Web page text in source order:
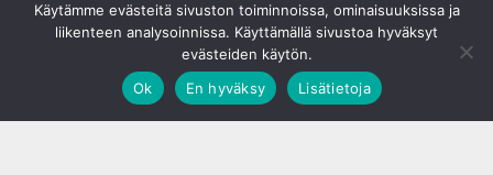
Käytämme evästeitä sivuston toiminnoissa, ominaisuuksissa ja
liikenteen analysoinnissa. Käyttämällä sivustoa hyväksyt
evästeiden käytön.
Ok
En hyväksy Lisätietoja